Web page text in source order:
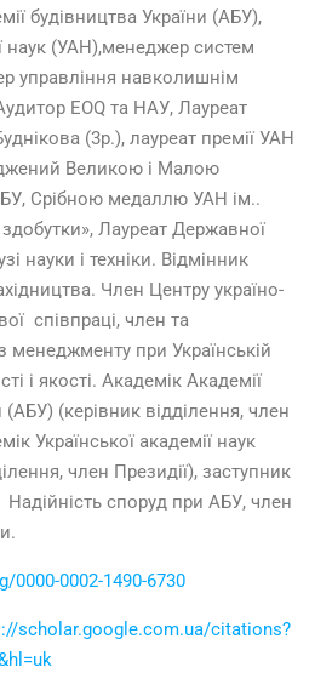
будівництва України (АБУ),
наук (УАН),менеджер систем
управління навколишнім
EOQ та НАУ, Лауреат
(3р.), лауреат премії УАН
Великою і Малою
Срібною медаллю УАН ім..
Лауреат Державної
науки і техніки. Відмінник
Член Центру україно-
співпраці, член та
менеджменту при Українській
і якості. Академік Академії
(АБУ) (керівник відділення, член
Української академії наук
член Президії), заступник
Надійність споруд при АБУ, член
0000-0002-1490-6730
scholar.google.com.ua/citations?